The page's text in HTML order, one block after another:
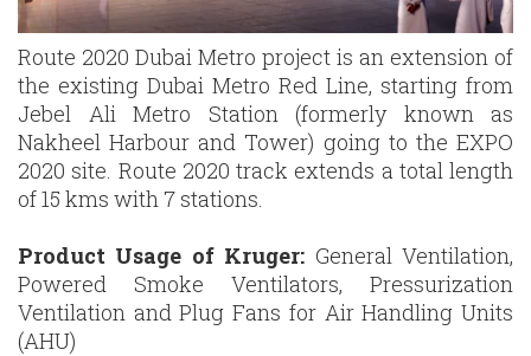
Route 2020 Dubai Metro project is an extension of
the existing Dubai Metro Red Line, starting from
Jebel Ali Metro Station (formerly known as
Nakheel Harbour and Tower) going to the EXPO
2020 site. Route 2020 track extends a total length
of 15 kms with 7 stations.
Product Usage of Kruger: General Ventilation,
Powered Smoke Ventilators, Pressurization
Ventilation and Plug Fans for Air Handling Units
(AHU)